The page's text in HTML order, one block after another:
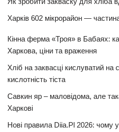
Харків 602 мікрорайон —
Кінна ферма «Троя» в Бабаях:
Харкова, ціни та враження
Хліб на заквасці кислуватий
кислотність тіста
Савкин яр – маловідома, але
Харкові
Нові правила Diia.Pl 2026: чому